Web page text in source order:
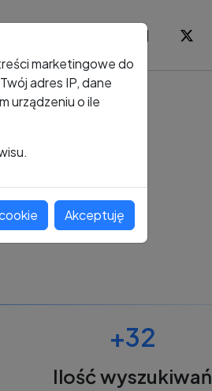
+32
Ilość wyszukiwań
marketingowe do
adres IP, dane
urządzeniu o ile
Akceptuję